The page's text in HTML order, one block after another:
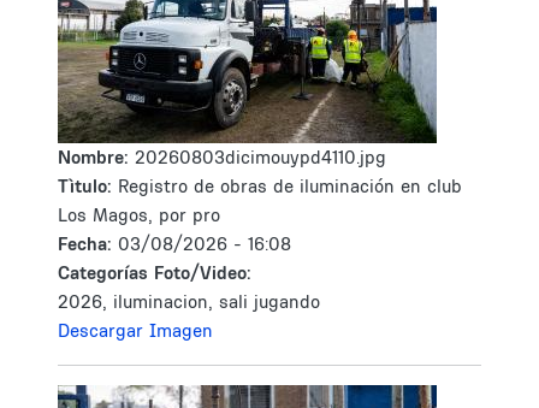
Nombre: 20260803dicimouypd4110.jpg
Tìtulo: Registro de obras de iluminación en club
Los Magos, por pro
Fecha: 03/08/2026 - 16:08
Categorías Foto/Video:
2026, iluminacion, sali jugando
Descargar Imagen